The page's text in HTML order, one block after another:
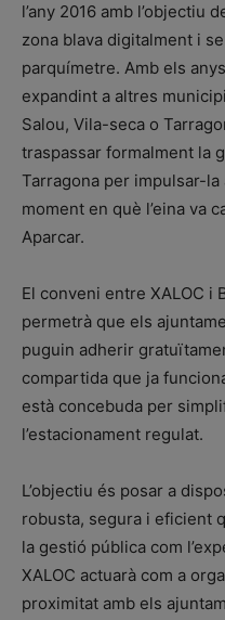
l’any 2016 amb l’objectiu
zona blava digitalment i
parquímetre. Amb els
expandint a altres
Salou, Vila-seca o
traspassar formalment la
Tarragona per impulsar-
moment en què l’eina va
Aparcar.
El conveni entre XALOC i
permetrà que els
puguin adherir
compartida que ja
està concebuda per
l’estacionament regulat.
L’objectiu és posar a
robusta, segura i eficient
la gestió pública com
XALOC actuarà com a
proximitat amb els